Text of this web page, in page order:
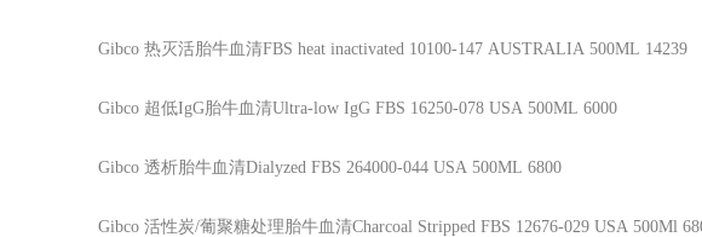
Gibco 热灭活胎牛血清FBS heat inactivated 10100-147 AUSTRALIA 500ML 14239
Gibco 超低IgG胎牛血清Ultra-low IgG FBS 16250-078 USA 500ML 6000
Gibco 透析胎牛血清Dialyzed FBS 264000-044 USA 500ML 6800
Gibco 活性炭/葡聚糖处理胎牛血清Charcoal Stripped FBS 12676-029 USA 500Ml